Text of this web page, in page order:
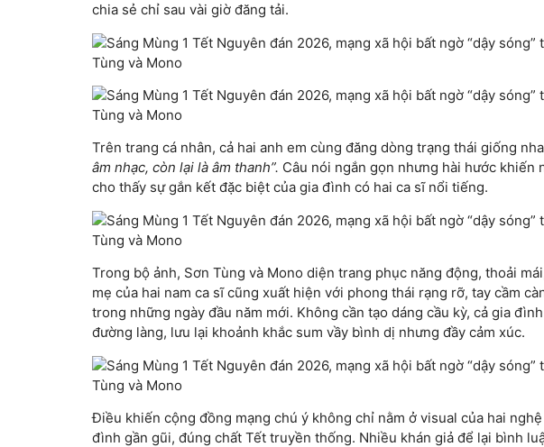
chia sẻ chỉ sau vài giờ đăng tải.
Trên trang cá nhân, cả hai anh em cùng đăng dòng trạng thái giống
âm nhạc, còn lại là âm thanh”. Câu nói ngắn gọn nhưng hài hước khiến
cho thấy sự gắn kết đặc biệt của gia đình có hai ca sĩ nổi tiếng.
Trong bộ ảnh, Sơn Tùng và Mono diện trang phục năng động, thoải
mẹ của hai nam ca sĩ cũng xuất hiện với phong thái rạng rỡ, tay cầm
trong những ngày đầu năm mới. Không cần tạo dáng cầu kỳ, cả gia
đường làng, lưu lại khoảnh khắc sum vầy bình dị nhưng đầy cảm xúc.
Điều khiến cộng đồng mạng chú ý không chỉ nằm ở visual của hai
đình gần gũi, đúng chất Tết truyền thống. Nhiều khán giả để lại bình